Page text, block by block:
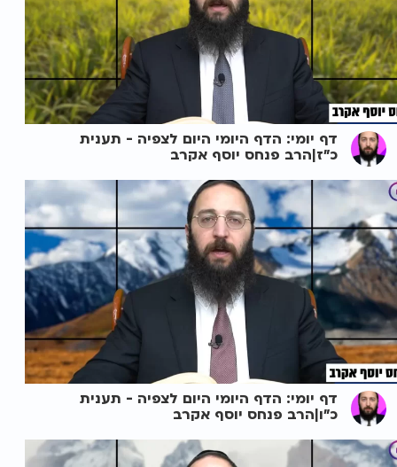
דף יומי: הדף היומי היום לצפיה - תענית
כ"ז|הרב פנחס יוסף אקרב
דף יומי: הדף היומי היום לצפיה - תענית
כ"ו|הרב פנחס יוסף אקרב